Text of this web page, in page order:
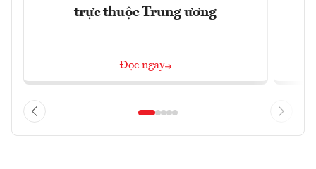
trực thuộc Trung ương
Đọc ngay